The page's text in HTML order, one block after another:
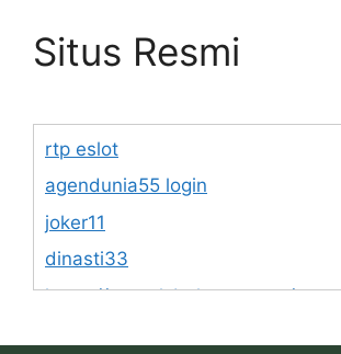
Situs Resmi
rtp eslot
agendunia55 login
joker11
dinasti33
https://www.lsbphotos.com/team